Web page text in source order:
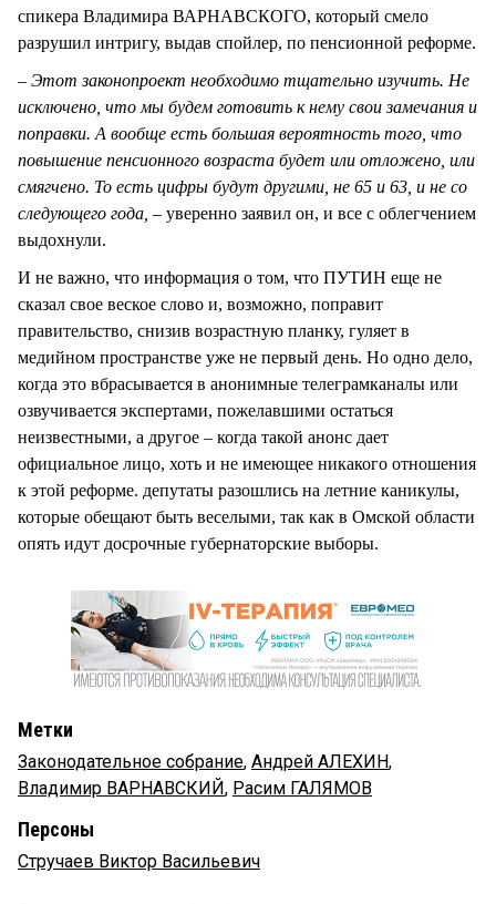
спикера Владимира ВАРНАВСКОГО, который смело
разрушил интригу, выдав спойлер, по пенсионной реформе.
– Этот законопроект необходимо тщательно изучить. Не
исключено, что мы будем готовить к нему свои замечания и
поправки. А вообще есть большая вероятность того, что
повышение пенсионного возраста будет или отложено, или
смягчено. То есть цифры будут другими, не 65 и 63, и не со
следующего года, – уверенно заявил он, и все с облегчением
выдохнули.
И не важно, что информация о том, что ПУТИН еще не
сказал свое веское слово и, возможно, поправит
правительство, снизив возрастную планку, гуляет в
медийном пространстве уже не первый день. Но одно дело,
когда это вбрасывается в анонимные телеграмканалы или
озвучивается экспертами, пожелавшими остаться
неизвестными, а другое – когда такой анонс дает
официальное лицо, хоть и не имеющее никакого отношения
к этой реформе. депутаты разошлись на летние каникулы,
которые обещают быть веселыми, так как в Омской области
опять идут досрочные губернаторские выборы.
Метки
Законодательное собрание, Андрей АЛЕХИН,
Владимир ВАРНАВСКИЙ, Расим ГАЛЯМОВ
Персоны
Стручаев Виктор Васильевич